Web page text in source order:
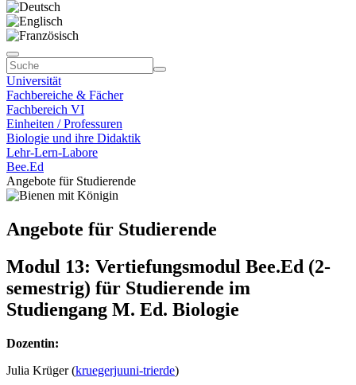
Universität
Fachbereiche & Fächer
Fachbereich VI
Einheiten / Professuren
Biologie und ihre Didaktik
Lehr-Lern-Labore
Bee.Ed
Angebote für Studierende
Angebote für Studierende
Modul 13: Vertiefungsmodul Bee.Ed (2-
semestrig) für Studierende im
Studiengang M. Ed. Biologie
Dozentin:
Julia Krüger (kruegerjuuni-trierde)